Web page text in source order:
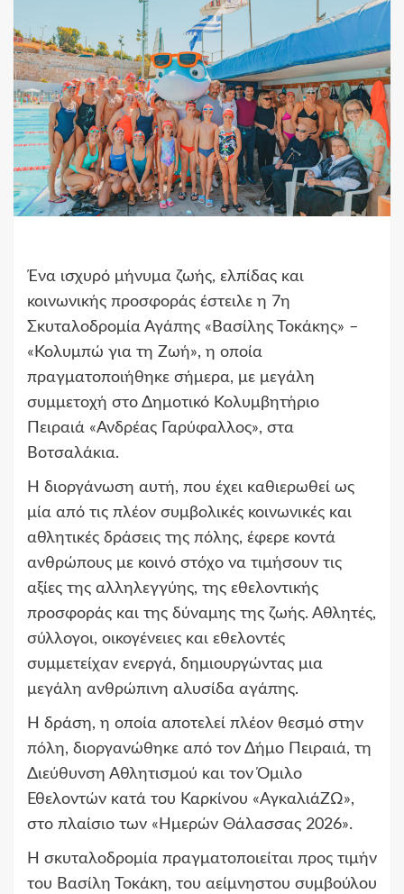
Ένα ισχυρό μήνυμα ζωής, ελπίδας και
κοινωνικής προσφοράς έστειλε η 7η
Σκυταλοδρομία Αγάπης «Βασίλης Τοκάκης» –
«Κολυμπώ για τη Ζωή», η οποία
πραγματοποιήθηκε σήμερα, με μεγάλη
συμμετοχή στο Δημοτικό Κολυμβητήριο
Πειραιά «Ανδρέας Γαρύφαλλος», στα
Βοτσαλάκια.
Η διοργάνωση αυτή, που έχει καθιερωθεί ως
μία από τις πλέον συμβολικές κοινωνικές και
αθλητικές δράσεις της πόλης, έφερε κοντά
ανθρώπους με κοινό στόχο να τιμήσουν τις
αξίες της αλληλεγγύης, της εθελοντικής
προσφοράς και της δύναμης της ζωής. Αθλητές,
σύλλογοι, οικογένειες και εθελοντές
συμμετείχαν ενεργά, δημιουργώντας μια
μεγάλη ανθρώπινη αλυσίδα αγάπης.
Η δράση, η οποία αποτελεί πλέον θεσμό στην
πόλη, διοργανώθηκε από τον Δήμο Πειραιά, τη
Διεύθυνση Αθλητισμού και τον Όμιλο
Εθελοντών κατά του Καρκίνου «ΑγκαλιάΖΩ»,
στο πλαίσιο των «Ημερών Θάλασσας 2026».
Η σκυταλοδρομία πραγματοποιείται προς τιμήν
του Βασίλη Τοκάκη, του αείμνηστου συμβούλου